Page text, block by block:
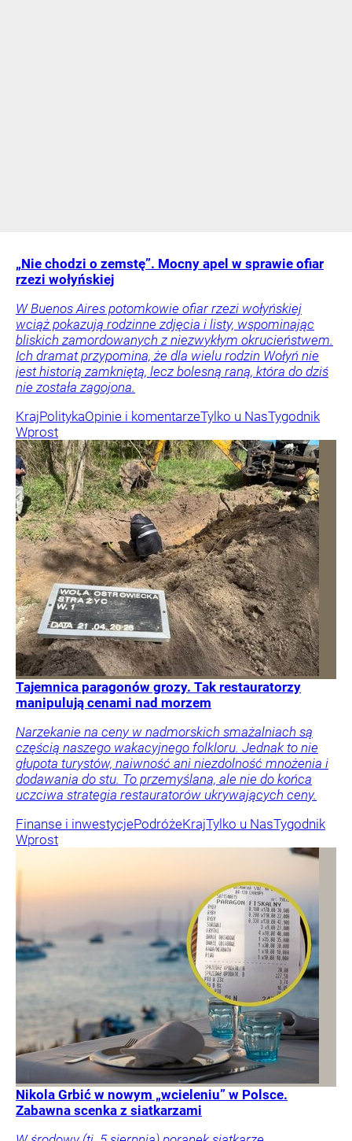
„Nie chodzi o zemstę”. Mocny apel w sprawie ofiar
rzezi wołyńskiej
W Buenos Aires potomkowie ofiar rzezi wołyńskiej
wciąż pokazują rodzinne zdjęcia i listy, wspominając
bliskich zamordowanych z niezwykłym okrucieństwem.
Ich dramat przypomina, że dla wielu rodzin Wołyń nie
jest historią zamkniętą, lecz bolesną raną, która do dziś
nie została zagojona.
KrajPolitykaOpinie i komentarzeTylko u NasTygodnik
Wprost
Tajemnica paragonów grozy. Tak restauratorzy
manipulują cenami nad morzem
Narzekanie na ceny w nadmorskich smażalniach są
częścią naszego wakacyjnego folkloru. Jednak to nie
głupota turystów, naiwność ani niezdolność mnożenia i
dodawania do stu. To przemyślana, ale nie do końca
uczciwa strategia restauratorów ukrywających ceny.
Finanse i inwestycjePodróżeKrajTylko u NasTygodnik
Wprost
Nikola Grbić w nowym „wcieleniu” w Polsce.
Zabawna scenka z siatkarzami